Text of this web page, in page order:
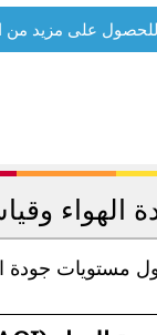
للحصول على مزيد من
الهواء
مستويات جودة